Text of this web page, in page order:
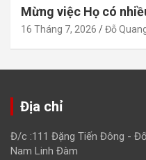
Mừng việc Họ có
16 Tháng 7, 2026 Đỗ
Địa chỉ
Đ/c :111 Đặng Tiến Đông -
Nam Linh Đàm